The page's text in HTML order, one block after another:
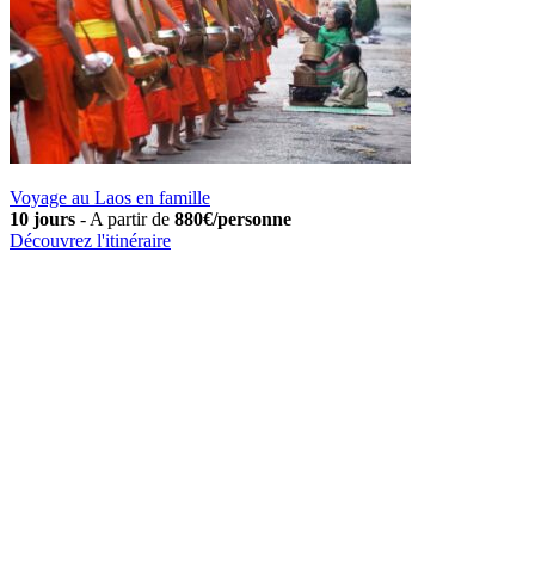
Voyage au Laos en famille
10 jours - A partir de 880€/personne
Découvrez l'itinéraire